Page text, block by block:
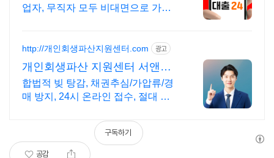
업자, 무직자 모두 비대면으로 가능
http://개인회생파산지원센터.com 광고
개인회생파산 지원센터 서앤율
빚탕감 모든 부채 해결
합법적 빚 탕감, 채권추심/가압류/경
매 방지, 24시 온라인 접수, 절대 비
공감
구독하기